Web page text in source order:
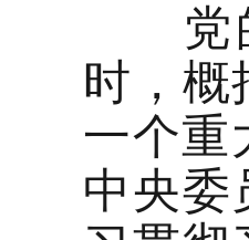
党的
时，概
一个重
中央委